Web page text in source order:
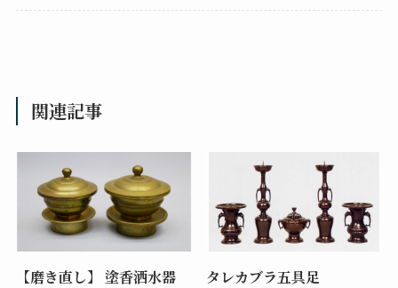
関連記事
【磨き直し】 塗香洒水器 タレカブラ五具足